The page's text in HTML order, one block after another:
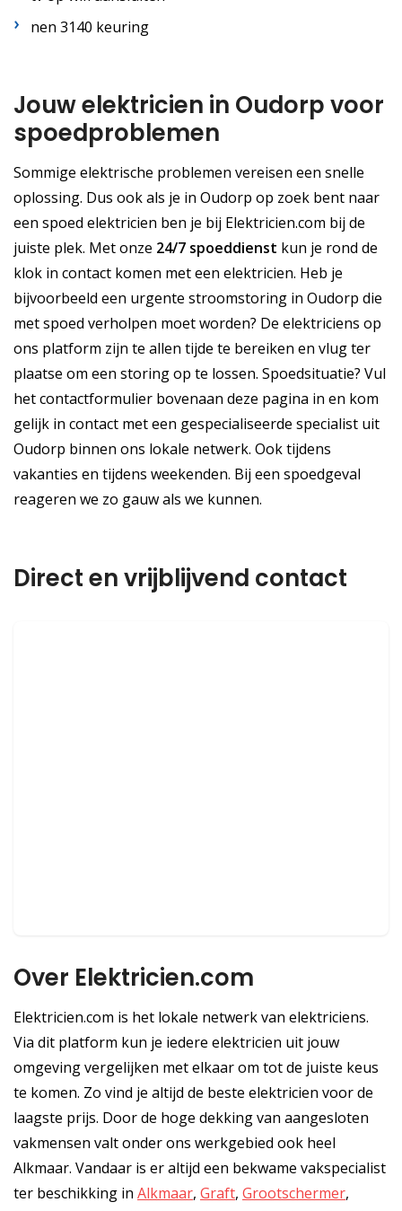
nen 3140 keuring
Jouw elektricien in Oudorp voor
spoedproblemen
Sommige elektrische problemen vereisen een snelle
oplossing. Dus ook als je in Oudorp op zoek bent naar
een spoed elektricien ben je bij Elektricien.com bij de
juiste plek. Met onze 24/7 spoeddienst kun je rond de
klok in contact komen met een elektricien. Heb je
bijvoorbeeld een urgente stroomstoring in Oudorp die
met spoed verholpen moet worden? De elektriciens op
ons platform zijn te allen tijde te bereiken en vlug ter
plaatse om een storing op te lossen. Spoedsituatie? Vul
het contactformulier bovenaan deze pagina in en kom
gelijk in contact met een gespecialiseerde specialist uit
Oudorp binnen ons lokale netwerk. Ook tijdens
vakanties en tijdens weekenden. Bij een spoedgeval
reageren we zo gauw als we kunnen.
Direct en vrijblijvend contact
Over Elektricien.com
Elektricien.com is het lokale netwerk van elektriciens.
Via dit platform kun je iedere elektricien uit jouw
omgeving vergelijken met elkaar om tot de juiste keus
te komen. Zo vind je altijd de beste elektricien voor de
laagste prijs. Door de hoge dekking van aangesloten
vakmensen valt onder ons werkgebied ook heel
Alkmaar. Vandaar is er altijd een bekwame vakspecialist
ter beschikking in Alkmaar, Graft, Grootschermer,